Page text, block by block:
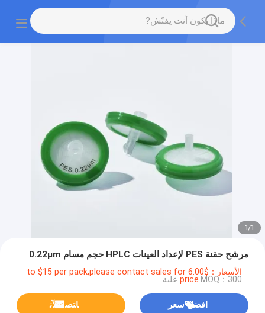
1
/
1
مرشح حقنة PES لإعداد العينات HPLC حجم مسام 0.22μm
الأسعار：$6.00 to $15 per pack,please contact sales for
price MOQ：300 علبة
افضل سعر ﺎﺘﺼﻟ ﺍﻶﻧ